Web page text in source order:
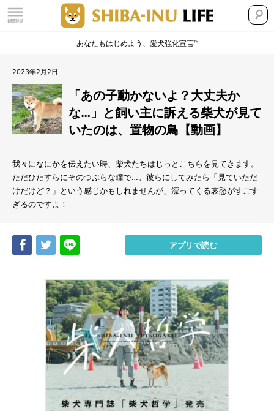
あなたもはじめよう、愛犬強化宣言™
2023年2月2日
「あの子動かないよ？大丈夫か
な…」と飼い主に訴える柴犬が見て
いたのは、置物の鳥【動画】
我々になにかを伝えたい時、柴犬たちはじっとこちらを見てきます。
ただひたすらにそのつぶらな瞳で…。彼らにしてみたら「見ていただ
けだけど？」という感じかもしれませんが、漂ってくる哀愁がすごす
ぎるのですよ！
Share Tweet アプリで読む